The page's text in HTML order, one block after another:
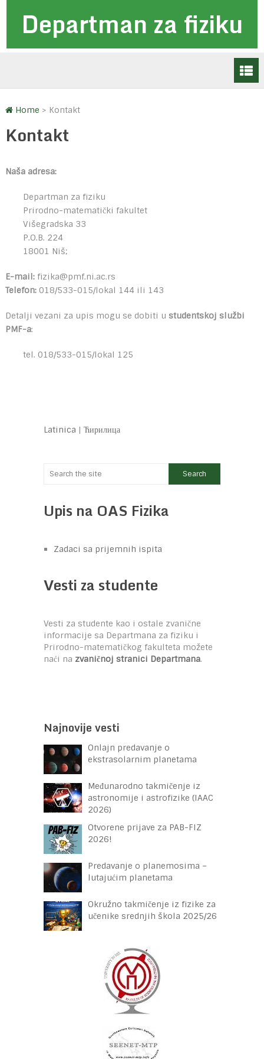
Departman za fiziku
Home > Kontakt
Kontakt
Naša adresa:
Departman za fiziku
Prirodno-matematički fakultet
Višegradska 33
P.O.B. 224
18001 Niš;
E-mail:fizika@pmf.ni.ac.rs
Telefon:018/533-015/lokal 144 ili 143
Detalji vezani za upis mogu se dobiti u studentskoj službi
PMF-a:
tel. 018/533-015/lokal 125
Latinica | Ћирилица
Upis na OAS Fizika
Zadaci sa prijemnih ispita
Vesti za studente
Vesti za studente kao i ostale zvanične
informacije sa Departmana za fiziku i
Prirodno-matematičkog fakulteta možete
naći na zvaničnoj stranici Departmana.
Najnovije vesti
Onlajn predavanje o
ekstrasolarnim planetama
Međunarodno takmičenje iz
astronomije i astrofizike (IAAC
2026)
Otvorene prijave za PAB-FIZ
2026!
Predavanje o planemosima –
lutajućim planetama
Okružno takmičenje iz fizike za
učenike srednjih škola 2025/26